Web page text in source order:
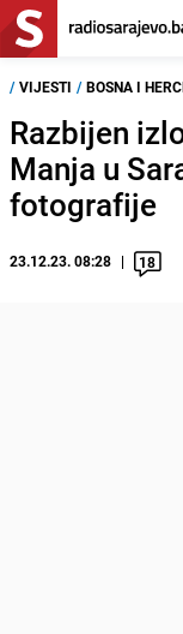
/ VIJESTI / BOSNA I
Razbijen
Manja u
fotografije
23.12.23. 08:28 18